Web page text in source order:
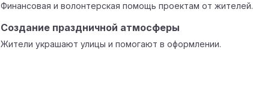
Финансовая и волонтерская помощь проектам от жителей.
Создание праздничной атмосферы
Жители украшают улицы и помогают в оформлении.